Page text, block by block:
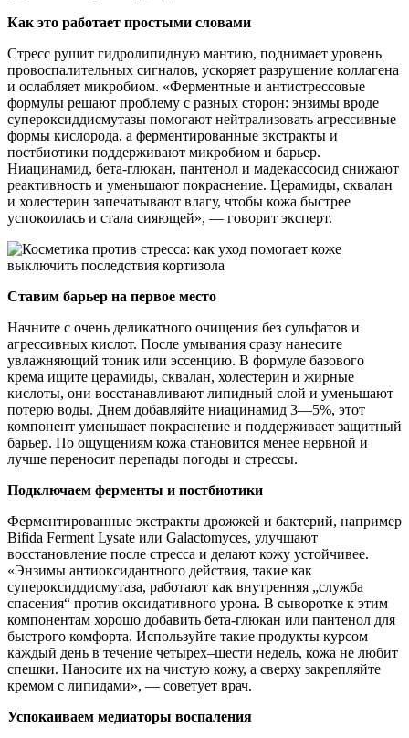
Как это работает простыми словами
Стресс рушит гидролипидную мантию, поднимает уровень
провоспалительных сигналов, ускоряет разрушение коллагена
и ослабляет микробиом. «Ферментные и антистрессовые
формулы решают проблему с разных сторон: энзимы вроде
супероксиддисмутазы помогают нейтрализовать агрессивные
формы кислорода, а ферментированные экстракты и
постбиотики поддерживают микробиом и барьер.
Ниацинамид, бета-глюкан, пантенол и мадекассосид снижают
реактивность и уменьшают покраснение. Церамиды, сквалан
и холестерин запечатывают влагу, чтобы кожа быстрее
успокоилась и стала сияющей», — говорит эксперт.
Ставим барьер на первое место
Начните с очень деликатного очищения без сульфатов и
агрессивных кислот. После умывания сразу нанесите
увлажняющий тоник или эссенцию. В формуле базового
крема ищите церамиды, сквалан, холестерин и жирные
кислоты, они восстанавливают липидный слой и уменьшают
потерю воды. Днем добавляйте ниацинамид 3—5%, этот
компонент уменьшает покраснение и поддерживает защитный
барьер. По ощущениям кожа становится менее нервной и
лучше переносит перепады погоды и стрессы.
Подключаем ферменты и постбиотики
Ферментированные экстракты дрожжей и бактерий, например
Bifida Ferment Lysate или Galactomyces, улучшают
восстановление после стресса и делают кожу устойчивее.
«Энзимы антиоксидантного действия, такие как
супероксиддисмутаза, работают как внутренняя „служба
спасения“ против оксидативного урона. В сыворотке к этим
компонентам хорошо добавить бета-глюкан или пантенол для
быстрого комфорта. Используйте такие продукты курсом
каждый день в течение четырех–шести недель, кожа не любит
спешки. Наносите их на чистую кожу, а сверху закрепляйте
кремом с липидами», — советует врач.
Успокаиваем медиаторы воспаления